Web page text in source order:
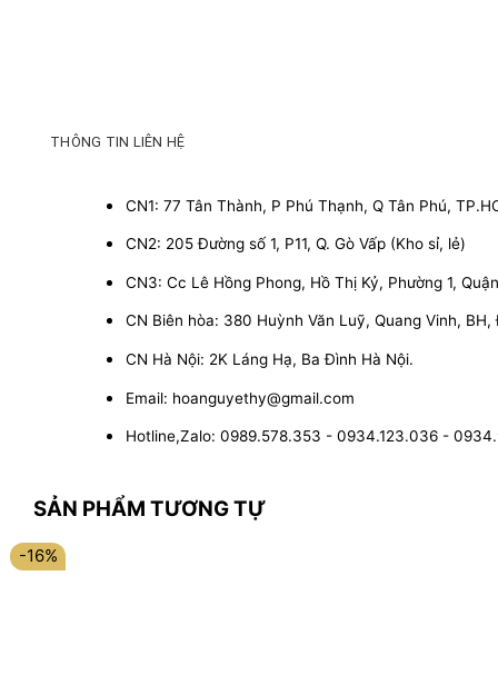
THÔNG TIN LIÊN HỆ
CN1: 77 Tân Thành, P Phú Thạnh, Q Tân Phú,
CN2: 205 Đường số 1, P11, Q. Gò Vấp (Kho sỉ, lẻ)
CN3: Cc Lê Hồng Phong, Hồ Thị Kỷ, Phường 1,
CN Biên hòa: 380 Huỳnh Văn Luỹ, Quang Vinh, BH,
CN Hà Nội: 2K Láng Hạ, Ba Đình Hà Nội.
Email: hoanguyethy@gmail.com
Hotline,Zalo: 0989.578.353 - 0934.123.036 -
SẢN PHẨM TƯƠNG TỰ
-16%